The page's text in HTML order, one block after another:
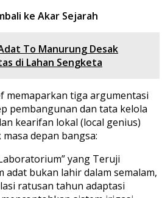
ke Akar Sejarah
To Manurung Desak
di Lahan Sengketa
memaparkan tiga argumentasi
pembangunan dan tata kelola
kearifan lokal (local genius)
depan bangsa:
yang Teruji
adat bukan lahir dalam semalam,
ratusan tahun adaptasi